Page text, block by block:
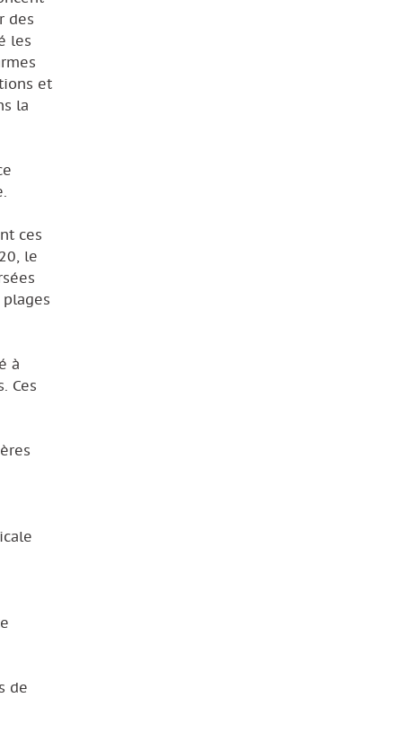
des
les
et
la
ces
le
à
Ces
de